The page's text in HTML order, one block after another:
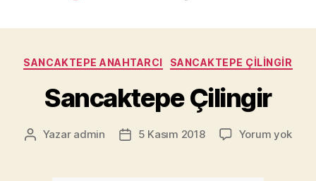
Kategoriler
SANCAKTEPE ANAHTARCI SANCAKTEPE ÇILINGIR
Sancaktepe Çilingir
Yazının
Yazar admin
Yazı5 Kasım 2018 Yorum yok